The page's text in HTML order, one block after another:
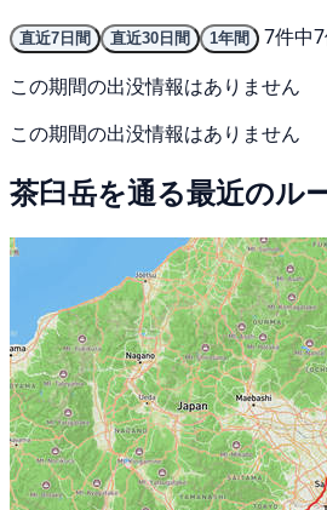
直近7日間 直近30日間 1年間
7件中
この期間の出没情報はありません
この期間の出没情報はありません
茶臼岳を通る最近のル